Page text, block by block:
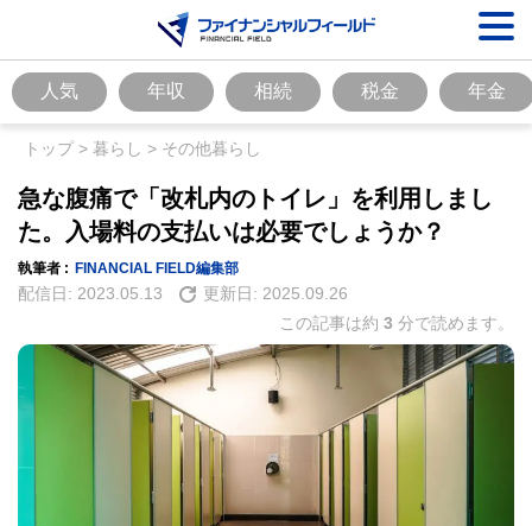
人気 年収 相続 税金 年金
トップ> 暮らし > その他暮らし
急な腹痛で「改札内のトイレ」を利用しまし
た。入場料の支払いは必要でしょうか？
執筆者 : FINANCIAL FIELD編集部
配信日: 2023.05.13 更新日: 2025.09.26
この記事は約 3 分で読めます。